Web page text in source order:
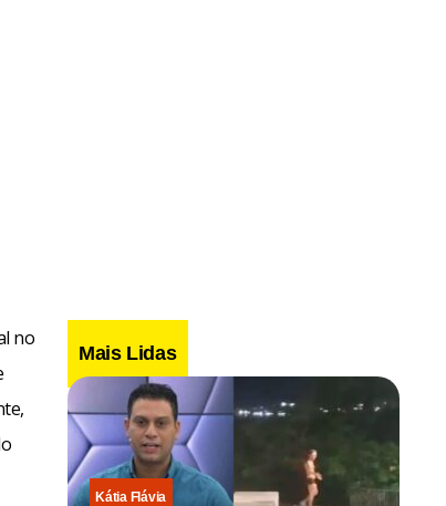
no
Mais Lidas
Kátia Flávia